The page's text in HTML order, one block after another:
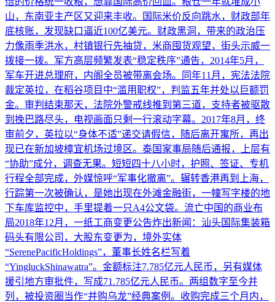
山，东南亚主产区又迎来丰收。国际米价反向跳水，财政部年
底核账，发现缺口逼近100亿美元。财政黑洞，带来的政治压
力像雨季洪水，村镇银行先抽贷，米商囤货观望，街头示威一
拨接一拨。军方高层频繁发表“稳定秩序”通告，2014年5月，
军车开进总理府，内阁全员被带离会场。同年11月，宪法法院
裁定英拉，在稻谷项目中“滥用职权”，判监五年并处以巨额罚
金。审判结束那天，法院外警戒线推到第三道，支持者被驱散
到挽巴路尽头，电视画面只剩一行滚动字幕。2017年8月，终
审前夕，英拉以“身体不适”递交请假信，随后离开寓所，再出
现已在新加坡樟宜机场过境区。泰国家事局随后通报，上层有
“协助”成分，调查无果。短短四十八小时，护照、签证、专机
行程全部完成，外媒惊呼“军事化撤离”。辗转香港再到上海，
行踪第一次被确认，是她出现在外滩金融街，一幢写字楼的地
下车库监控中，手里提着一只A4公文袋。流亡中国的商业布
局2018年12月，一纸工商变更公告炸出新闻：汕头国际集装箱
码头有限公司，大股东变更为，境外实体
“SerenePacificHoldings”，董事长姓名栏写着
“YingluckShinawatra”。金额标注7.785亿元人民币，另有媒体
援引地方审批件，写成71.785亿元人民币。两组数字至今并
列，被投资圈当作“并购乌龙”经典案例。收购完成三个月内，